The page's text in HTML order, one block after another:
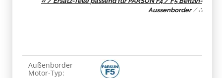
Aussenborder/∴
Produkteigenschaft
Wert
Außenborder
Motor-Typ: